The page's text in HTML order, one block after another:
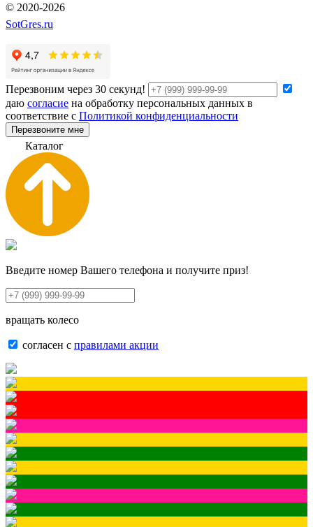
© 2020-2026
SotGres.ru
Перезвоним через 30 секунд!
даю согласие на обработку персональных данных в
соответствие с Политикой конфиденциальности
Перезвоните мне
Каталог
Введите номер Вашего телефона и получите приз!
вращать колесо
согласен с правилами акции